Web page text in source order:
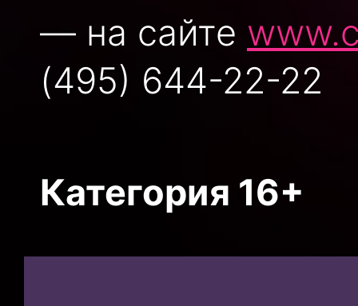
— на сайте
(495) 644-22-22
Категория 16+